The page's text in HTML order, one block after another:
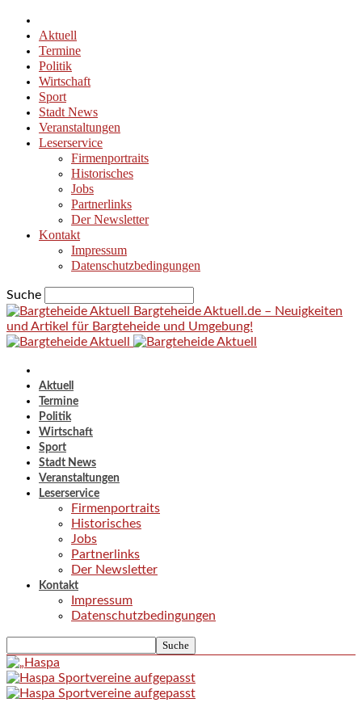
Aktuell
Termine
Politik
Wirtschaft
Sport
Stadt News
Veranstaltungen
Leserservice
Firmenportraits
Historisches
Jobs
Partnerlinks
Der Newsletter
Kontakt
Impressum
Datenschutzbedingungen
Suche
Bargteheide Aktuell.de – Neuigkeiten
und Artikel für Bargteheide und Umgebung!
Aktuell
Termine
Politik
Wirtschaft
Sport
Stadt News
Veranstaltungen
Leserservice
Firmenportraits
Historisches
Jobs
Partnerlinks
Der Newsletter
Kontakt
Impressum
Datenschutzbedingungen